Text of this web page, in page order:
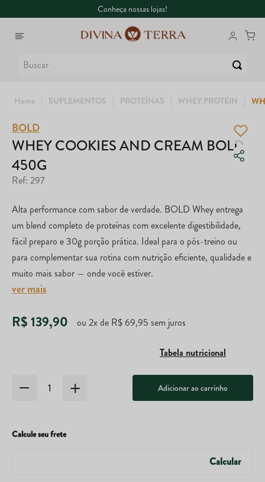
Conheça nossas lojas!
SUPLEMENTOS PROTEÍNAS WHEY PROTEIN
BOLD
WHEY COOKIES AND CREAM BOLD
450G
Ref: 297
Alta performance com sabor de verdade. BOLD Whey entrega
um blend completo de proteínas com excelente digestibilidade,
fácil preparo e 30g porção prática. Ideal para o pós-treino ou
para complementar sua rotina com nutrição eficiente, qualidade e
muito mais sabor — onde você estiver.
ver mais
R$139,90 ou 2x de R$ 69,95 sem juros
Tabela nutricional
Adicionar ao carrinho
Calcule seu frete
1º Whey
2º Creatina
º
5º Magnésio
6º Dux
10º True